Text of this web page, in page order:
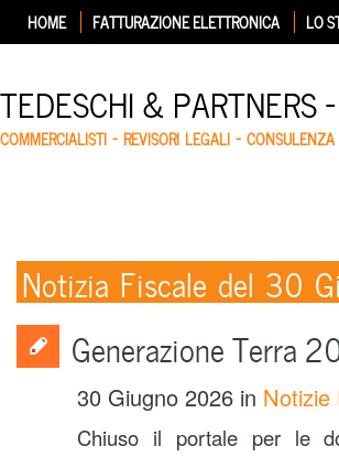
HOME FATTURAZIONE ELETTRONICA LO
TEDESCHI & PARTNERS
COMMERCIALISTI – REVISORI LEGALI –
Notizia Fiscale del 30
Generazione Terra
30 Giugno 2026 in Notizie
Chiuso il portale per le